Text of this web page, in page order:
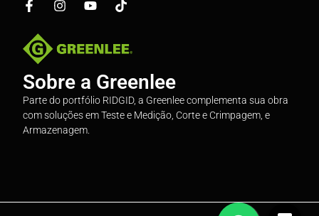
Sobre a Greenlee
Parte do portfólio RIDGID, a Greenlee complementa sua obra
com soluções em Teste e Medição, Corte e Crimpagem, e
Armazenagem.